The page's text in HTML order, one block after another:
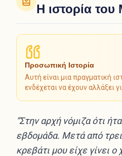
Η ιστορία
Προσωπική Ιστορία
Αυτή είναι μια πραγματική
ενδέχεται να έχουν αλλάξει
“Στην αρχή νόμιζα ότι
εβδομάδα. Μετά από
κρεβάτι μου είχε γίνει